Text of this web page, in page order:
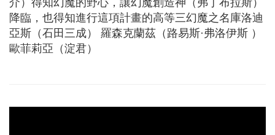
降臨，也得知進行這項計畫的高等三幻魔之名庫洛迪
亞斯（石田三成） 羅森克蘭茲（路易斯·弗洛伊斯 ）
歐菲莉亞（淀君）